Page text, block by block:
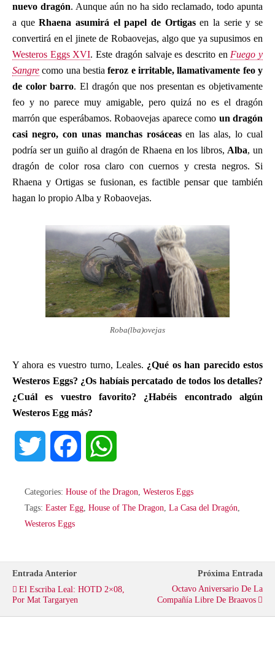
nuevo dragón. Aunque aún no ha sido reclamado, todo apunta
a queRhaena asumirá el papel de Ortigasen la serie y se
convertirá en el jinete de Robaovejas, algo que ya supusimos en
Westeros Eggs XVI. Este dragón salvaje es descrito en Fuego y
Sangre como una bestiaferoz e irritable, llamativamente feo y
de color barro. El dragón que nos presentan es objetivamente
feo y no parece muy amigable, pero quizá no es el dragón
marrón que esperábamos. Robaovejas aparece como un dragón
casi negro, con unas manchas rosáceasen las alas, lo cual
podría ser un guiño al dragón de Rhaena en los libros, Alba, un
dragón de color rosa claro con cuernos y cresta negros. Si
Rhaena y Ortigas se fusionan, es factible pensar que también
hagan lo propio Alba y Robaovejas.
Roba(lba)ovejas
Y ahora es vuestro turno, Leales. ¿Qué os han parecido estos
Westeros Eggs? ¿Os habíais percatado de todos los detalles?
¿Cuál es vuestro favorito? ¿Habéis encontrado algún
Westeros Egg más?
i
t
e
c a
Categories: House of the Dragon Westeros Eggs
Tags: Easter Egg House of The Dragon La Casa del Dragón
Westeros Eggs
Entrada Anterior
El Escriba Leal: HOTD 2×08,
Por Mat Targaryen
Próxima Entrada
Octavo Aniversario De La
Compañía Libre De Braavos